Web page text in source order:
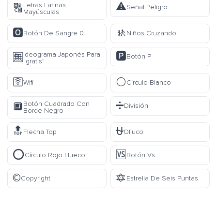
🔠Letras Latinas
Mayúsculas
⚠️Señal Peligro
🅾️Botón De Sangre 0 🚸Niños Cruzando
🈚 Ideograma Japonés Para
"gratis"
🅿️Botón P
🛜Wifi ⚪Círculo Blanco
🔲Botón Cuadrado Con
Borde Negro
➗División
🔝Flecha Top ⛎Ofiuco
⭕Círculo Rojo Hueco 🆚 Botón Vs
©️Copyright 🔯Estrella De Seis Puntas